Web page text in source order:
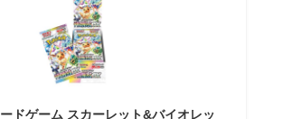
ドゲーム スカーレット&バイオレッ